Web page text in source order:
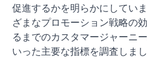
促進するかを明らかにしてい
ざまなプロモーション戦略の
るまでのカスタマージャーニ
いった主要な指標を調査しまし